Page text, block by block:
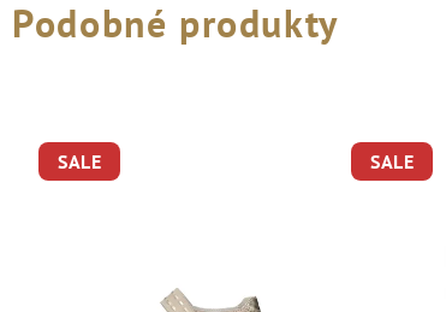
Podobné produkty
SALE SALE